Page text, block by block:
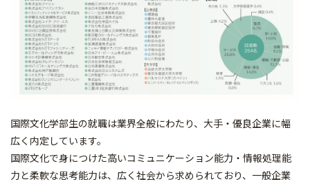
国際文化学部生の就職は業界全般にわたり、大手・優良企業に幅
広く内定しています。
国際文化で身につけた高いコミュニケーション能力・情報処理能
力と柔軟な思考能力は、広く社会から求められており、一般企業